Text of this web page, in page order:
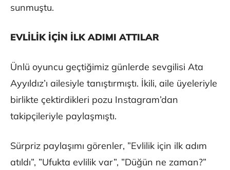
sunmuştu.
EVLİLİK İÇİN İLK ADIMI ATTILAR
Ünlü oyuncu geçtiğimiz günlerde sevgilisi Ata
Ayyıldız’ı ailesiyle tanıştırmıştı. İkili, aile üyeleriyle
birlikte çektirdikleri pozu Instagram’dan
takipçileriyle paylaşmıştı.
Sürpriz paylaşımı görenler, ”Evlilik için ilk adım
atıldı”, ”Ufukta evlilik var”, ”Düğün ne zaman?”